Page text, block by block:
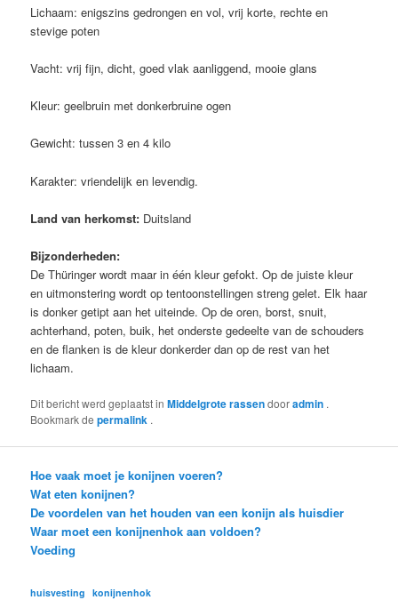
Lichaam: enigszins gedrongen en vol, vrij korte, rechte en
stevige poten
Vacht: vrij fijn, dicht, goed vlak aanliggend, mooie glans
Kleur: geelbruin met donkerbruine ogen
Gewicht: tussen 3 en 4 kilo
Karakter: vriendelijk en levendig.
Land van herkomst: Duitsland
Bijzonderheden:
De Thüringer wordt maar in één kleur gefokt. Op de juiste kleur
en uitmonstering wordt op tentoonstellingen streng gelet. Elk haar
is donker getipt aan het uiteinde. Op de oren, borst, snuit,
achterhand, poten, buik, het onderste gedeelte van de schouders
en de flanken is de kleur donkerder dan op de rest van het
lichaam.
Dit bericht werd geplaatst inMiddelgrote rassendooradmin .
Bookmark depermalink .
Hoe vaak moet je konijnen voeren?
Wat eten konijnen?
De voordelen van het houden van een konijn als huisdier
Waar moet een konijnenhok aan voldoen?
Voeding
huisvesting konijnenhok